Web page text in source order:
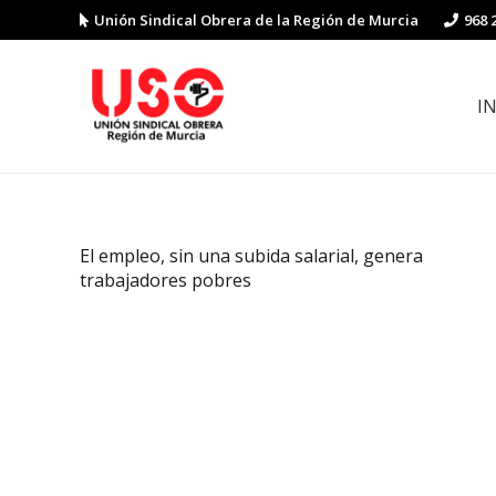
Unión Sindical Obrera de la Región de Murcia 968
El empleo, sin una subida salarial, genera
trabajadores pobres